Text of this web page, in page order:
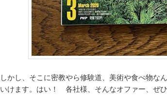
しかし、そこに密教やら修験道、美術や食べ物な
いけます。はい！ 各社様、そんなオファー、ぜ